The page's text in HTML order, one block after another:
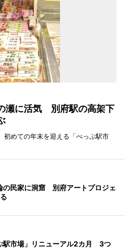
瀬に活気 別府駅の高架下
初めての年末を迎える「べっぷ駅市
の民家に洞窟 別府アートプロジェ
駅市場」リニューアル2カ月 3つ